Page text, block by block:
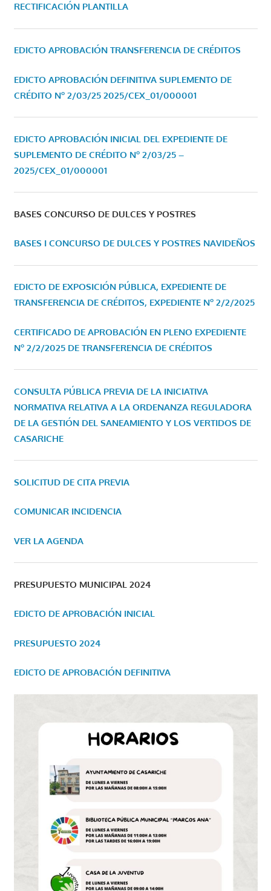
RECTIFICACIÓN PLANTILLA
EDICTO APROBACIÓN TRANSFERENCIA DE CRÉDITOS
EDICTO APROBACIÓN DEFINITIVA SUPLEMENTO DE
CRÉDITO Nº 2/03/25 2025/CEX_01/000001
EDICTO APROBACIÓN INICIAL DEL EXPEDIENTE DE
SUPLEMENTO DE CRÉDITO Nº 2/03/25 –
2025/CEX_01/000001
BASES CONCURSO DE DULCES Y POSTRES
BASES I CONCURSO DE DULCES Y POSTRES NAVIDEÑOS
EDICTO DE EXPOSICIÓN PÚBLICA, EXPEDIENTE DE
TRANSFERENCIA DE CRÉDITOS, EXPEDIENTE Nº 2/2/2025
CERTIFICADO DE APROBACIÓN EN PLENO EXPEDIENTE
Nº 2/2/2025 DE TRANSFERENCIA DE CRÉDITOS
CONSULTA PÚBLICA PREVIA DE LA INICIATIVA
NORMATIVA RELATIVA A LA ORDENANZA REGULADORA
DE LA GESTIÓN DEL SANEAMIENTO Y LOS VERTIDOS DE
CASARICHE
SOLICITUD DE CITA PREVIA
COMUNICAR INCIDENCIA
VER LA AGENDA
PRESUPUESTO MUNICIPAL 2024
EDICTO DE APROBACIÓN INICIAL
PRESUPUESTO 2024
EDICTO DE APROBACIÓN DEFINITIVA